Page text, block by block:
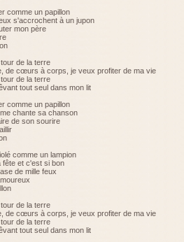
comme un papillon
s'accrochent à un jupon
mon père
de la terre
de cœurs à corps, je veux profiter de ma vie
de la terre
tout seul dans mon lit
comme un papillon
chante sa chanson
de son sourire
comme un lampion
fête et c'est si bon
de mille feux
de la terre
de cœurs à corps, je veux profiter de ma vie
de la terre
tout seul dans mon lit